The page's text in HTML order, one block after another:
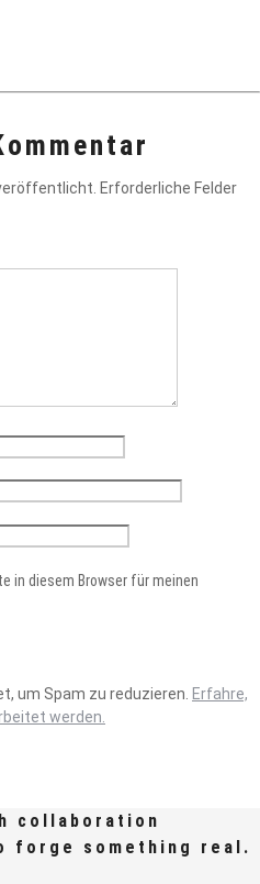
Erforderliche Felder
in diesem Browser für meinen
um Spam zu reduzieren. Erfahre,
werden.
collaboration
forge something real.